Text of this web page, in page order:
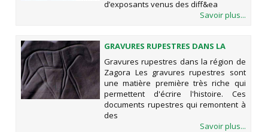
d’exposants venus des diff&ea
Savoir plus...
GRAVURES RUPESTRES DANS LA
RÉGION DE ZAGORA
Gravures rupestres dans la région de
Zagora Les gravures rupestres sont
une matière première très riche qui
permettent d'écrire l'histoire. Ces
documents rupestres qui remontent à
des
Savoir plus...